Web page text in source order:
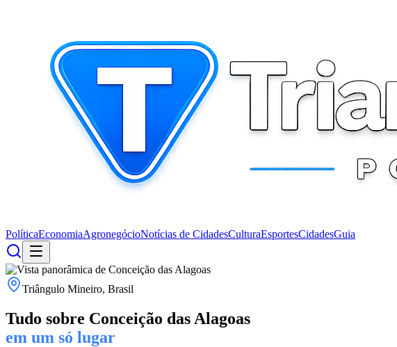
PolíticaEconomiaAgronegócioNotícias de CidadesCulturaEsportesCidadesGuia
Triângulo Mineiro, Brasil
Tudo sobre Conceição das Alagoas
em um só lugar